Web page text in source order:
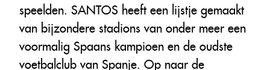
speelden. SANTOS heeft een lijstje gemaakt
van bijzondere stadions van onder meer een
voormalig Spaans kampioen en de oudste
voetbalclub van Spanje. Op naar de